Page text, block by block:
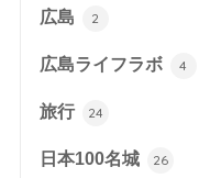
広島 2
広島ライフラボ 4
旅行 24
日本100名城 26